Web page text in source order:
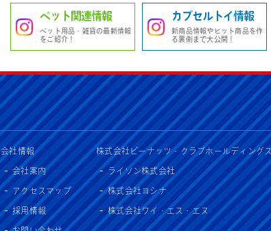
ペット関連情報
ペット用品・雑貨の最新情報
をご紹介！
カプセルトイ情報
新商品情報やヒット商品を作
る裏側まで大公開！
会社情報
会社案内
アクセスマップ
採用情報
株式会社ピーナッツ・クラブホールディングス
ライソン株式会社
株式会社ヨシナ
株式会社ワイ・エス・エヌ